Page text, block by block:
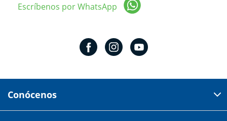
Escríbenos por WhatsApp
Conócenos